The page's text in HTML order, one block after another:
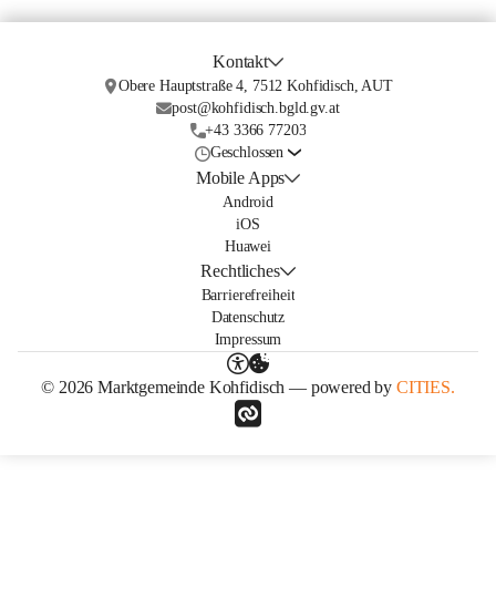
Kontakt
Obere Hauptstraße 4, 7512 Kohfidisch, AUT
post@kohfidisch.bgld.gv.at
+43 3366 77203
Geschlossen
Mobile Apps
Android
iOS
Huawei
Rechtliches
Barrierefreiheit
Datenschutz
Impressum
© 2026 Marktgemeinde Kohfidisch — powered by CITIES.